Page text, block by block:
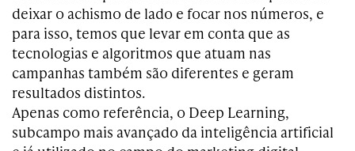
deixar o achismo de lado e focar nos números, e
para isso, temos que levar em conta que as
tecnologias e algoritmos que atuam nas
campanhas também são diferentes e geram
resultados distintos.
Apenas como referência, o Deep Learning,
subcampo mais avançado da inteligência artificial